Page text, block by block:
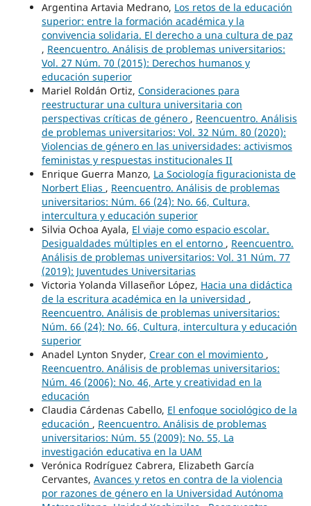
Argentina Artavia Medrano, Los retos de la educación
superior: entre la formación académica y la
convivencia solidaria. El derecho a una cultura de paz
, Reencuentro. Análisis de problemas universitarios:
Vol. 27 Núm. 70 (2015): Derechos humanos y
educación superior
Mariel Roldán Ortiz, Consideraciones para
reestructurar una cultura universitaria con
perspectivas críticas de género , Reencuentro. Análisis
de problemas universitarios: Vol. 32 Núm. 80 (2020):
Violencias de género en las universidades: activismos
feministas y respuestas institucionales II
Enrique Guerra Manzo, La Sociología figuracionista de
Norbert Elias , Reencuentro. Análisis de problemas
universitarios: Núm. 66 (24): No. 66, Cultura,
intercultura y educación superior
Silvia Ochoa Ayala, El viaje como espacio escolar.
Desigualdades múltiples en el entorno , Reencuentro.
Análisis de problemas universitarios: Vol. 31 Núm. 77
(2019): Juventudes Universitarias
Victoria Yolanda Villaseñor López, Hacia una didáctica
de la escritura académica en la universidad ,
Reencuentro. Análisis de problemas universitarios:
Núm. 66 (24): No. 66, Cultura, intercultura y educación
superior
Anadel Lynton Snyder, Crear con el movimiento ,
Reencuentro. Análisis de problemas universitarios:
Núm. 46 (2006): No. 46, Arte y creatividad en la
educación
Claudia Cárdenas Cabello, El enfoque sociológico de la
educación , Reencuentro. Análisis de problemas
universitarios: Núm. 55 (2009): No. 55, La
investigación educativa en la UAM
Verónica Rodríguez Cabrera, Elizabeth García
Cervantes, Avances y retos en contra de la violencia
por razones de género en la Universidad Autónoma